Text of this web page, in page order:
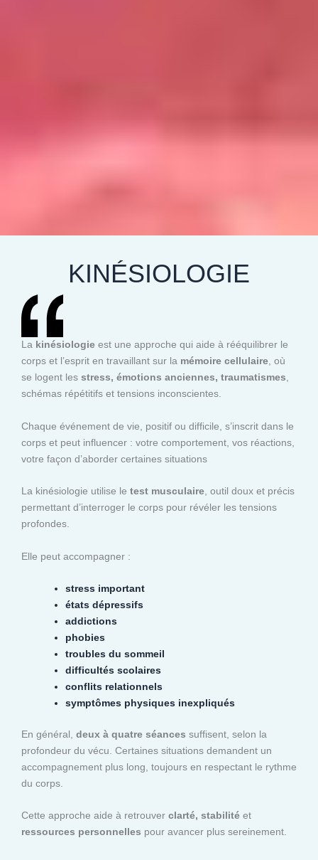
KINÉSIOLOGIE
La kinésiologie est une approche qui aide à rééquilibrer le
corps et l’esprit en travaillant sur la mémoire cellulaire, où
se logent les stress, émotions anciennes, traumatismes,
schémas répétitifs et tensions inconscientes.
Chaque événement de vie, positif ou difficile, s’inscrit dans le
corps et peut influencer : votre comportement, vos réactions,
votre façon d’aborder certaines situations
La kinésiologie utilise le test musculaire, outil doux et précis
permettant d’interroger le corps pour révéler les tensions
profondes.
Elle peut accompagner :
stress important
états dépressifs
addictions
phobies
troubles du sommeil
difficultés scolaires
conflits relationnels
symptômes physiques inexpliqués
En général, deux à quatre séances suffisent, selon la
profondeur du vécu. Certaines situations demandent un
accompagnement plus long, toujours en respectant le rythme
du corps.
Cette approche aide à retrouver clarté, stabilité et
ressources personnelles pour avancer plus sereinement.